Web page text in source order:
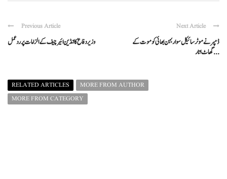
Previous Article
وزیر دفاع کا انڈین ائیر چیف کے الزامات پر ردعمل
Next Article
ڈمپر نے موٹر سائیکل سوار بہن بھائی کو موت کے
گھاٹ اتار ...
RELATED ARTICLES
MORE FROM AUTHOR
MORE FROM CATEGORY